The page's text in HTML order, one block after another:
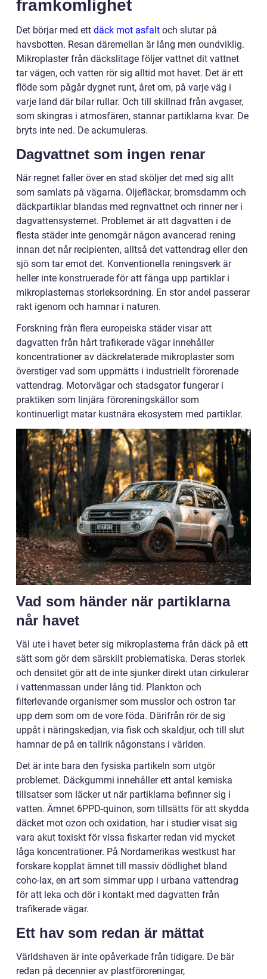
framkomlighet
Det börjar med ett däck mot asfalt och slutar på
havsbotten. Resan däremellan är lång men oundviklig.
Mikroplaster från däckslitage följer vattnet dit vattnet
tar vägen, och vatten rör sig alltid mot havet. Det är ett
flöde som pågår dygnet runt, året om, på varje väg i
varje land där bilar rullar. Och till skillnad från avgaser,
som skingras i atmosfären, stannar partiklarna kvar. De
bryts inte ned. De ackumuleras.
Dagvattnet som ingen renar
När regnet faller över en stad sköljer det med sig allt
som samlats på vägarna. Oljefläckar, bromsdamm och
däckpartiklar blandas med regnvattnet och rinner ner i
dagvattensystemet. Problemet är att dagvatten i de
flesta städer inte genomgår någon avancerad rening
innan det når recipienten, alltså det vattendrag eller den
sjö som tar emot det. Konventionella reningsverk är
heller inte konstruerade för att fånga upp partiklar i
mikroplasternas storleksordning. En stor andel passerar
rakt igenom och hamnar i naturen.
Forskning från flera europeiska städer visar att
dagvatten från hårt trafikerade vägar innehåller
koncentrationer av däckrelaterade mikroplaster som
överstiger vad som uppmätts i industriellt förorenade
vattendrag. Motorvägar och stadsgator fungerar i
praktiken som linjära föroreningskällor som
kontinuerligt matar kustnära ekosystem med partiklar.
Vad som händer när partiklarna
når havet
Väl ute i havet beter sig mikroplasterna från däck på ett
sätt som gör dem särskilt problematiska. Deras storlek
och densitet gör att de inte sjunker direkt utan cirkulerar
i vattenmassan under lång tid. Plankton och
filterlevande organismer som musslor och ostron tar
upp dem som om de vore föda. Därifrån rör de sig
uppåt i näringskedjan, via fisk och skaldjur, och till slut
hamnar de på en tallrik någonstans i världen.
Det är inte bara den fysiska partikeln som utgör
problemet. Däckgummi innehåller ett antal kemiska
tillsatser som läcker ut när partiklarna befinner sig i
vatten. Ämnet 6PPD-quinon, som tillsätts för att skydda
däcket mot ozon och oxidation, har i studier visat sig
vara akut toxiskt för vissa fiskarter redan vid mycket
låga koncentrationer. På Nordamerikas westkust har
forskare kopplat ämnet till massiv dödlighet bland
coho-lax, en art som simmar upp i urbana vattendrag
för att leka och dör i kontakt med dagvatten från
trafikerade vägar.
Ett hav som redan är mättat
Världshaven är inte opåverkade från tidigare. De bär
redan på decennier av plastföroreningar,